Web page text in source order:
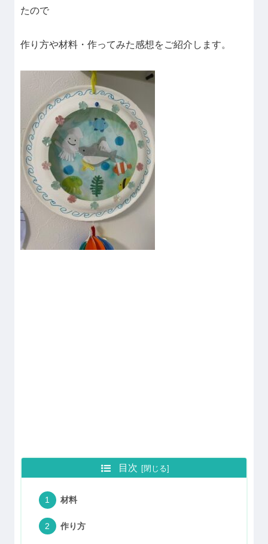
たので
作り方や材料・作ってみた感想をご紹介します。
目次
材料
作り方